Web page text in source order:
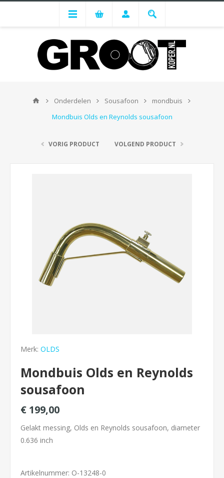
Onderdelen Sousafoon
mondbuis
Mondbuis Olds en Reynolds sousafoon
VORIG PRODUCT VOLGEND PRODUCT
Merk: OLDS
Mondbuis Olds en Reynolds
sousafoon
€ 199,00
Gelakt messing, Olds en Reynolds sousafoon, diameter
0.636 inch
Artikelnummer: O-13248-0